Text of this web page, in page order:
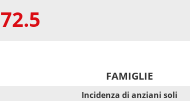
72.5
FAMIGLIE
Incidenza di anziani soli